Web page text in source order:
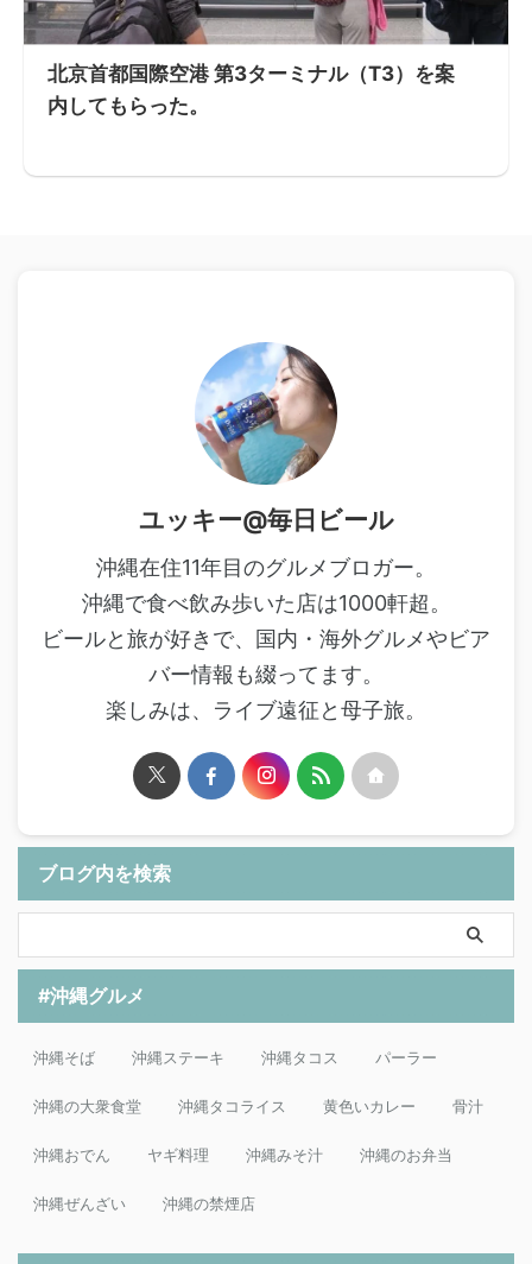
北京首都国際空港 第3ターミナル（T3）を案
内してもらった。
ユッキー@毎日ビール
沖縄在住11年目のグルメブロガー。
沖縄で食べ飲み歩いた店は1000軒超。
ビールと旅が好きで、国内・海外グルメやビア
バー情報も綴ってます。
楽しみは、ライブ遠征と母子旅。
ブログ内を検索
#沖縄グルメ
沖縄そば 沖縄ステーキ 沖縄タコス パーラー
沖縄の大衆食堂 沖縄タコライス 黄色いカレー 骨汁
沖縄おでん ヤギ料理 沖縄みそ汁 沖縄のお弁当
沖縄ぜんざい 沖縄の禁煙店